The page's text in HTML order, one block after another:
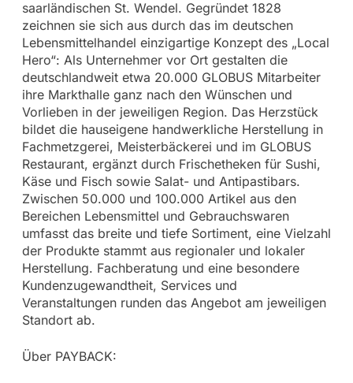
saarländischen St. Wendel. Gegründet 1828
zeichnen sie sich aus durch das im deutschen
Lebensmittelhandel einzigartige Konzept des „Local
Hero“: Als Unternehmer vor Ort gestalten die
deutschlandweit etwa 20.000 GLOBUS Mitarbeiter
ihre Markthalle ganz nach den Wünschen und
Vorlieben in der jeweiligen Region. Das Herzstück
bildet die hauseigene handwerkliche Herstellung in
Fachmetzgerei, Meisterbäckerei und im GLOBUS
Restaurant, ergänzt durch Frischetheken für Sushi,
Käse und Fisch sowie Salat- und Antipastibars.
Zwischen 50.000 und 100.000 Artikel aus den
Bereichen Lebensmittel und Gebrauchswaren
umfasst das breite und tiefe Sortiment, eine Vielzahl
der Produkte stammt aus regionaler und lokaler
Herstellung. Fachberatung und eine besondere
Kundenzugewandtheit, Services und
Veranstaltungen runden das Angebot am jeweiligen
Standort ab.
Über PAYBACK: